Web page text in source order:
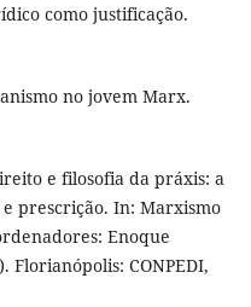
como justificação.
no jovem Marx.
e filosofia da práxis: a
prescrição. In: Marxismo
Enoque
Florianópolis: CONPEDI,